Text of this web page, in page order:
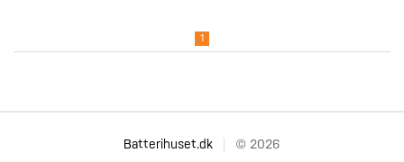
1
Batterihuset.dk © 2026